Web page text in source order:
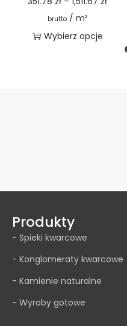
brutto/ m²
Wybierz opcje
Produkty
- Spieki kwarcowe
- Konglomeraty kwarcowe
- Kamienie naturalne
- Wyroby gotowe